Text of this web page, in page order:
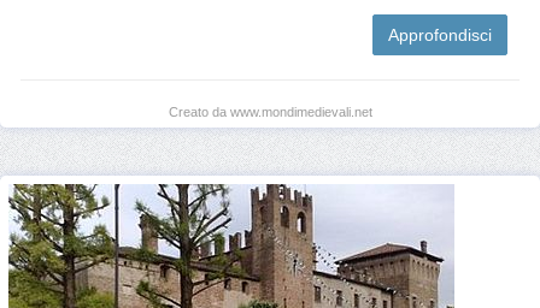
Approfondisci
Creato da www.mondimedievali.net